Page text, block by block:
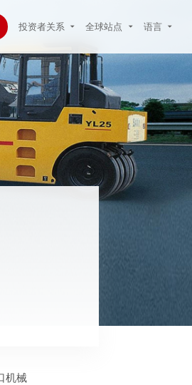
投资者关系 全球站点 语言
机械